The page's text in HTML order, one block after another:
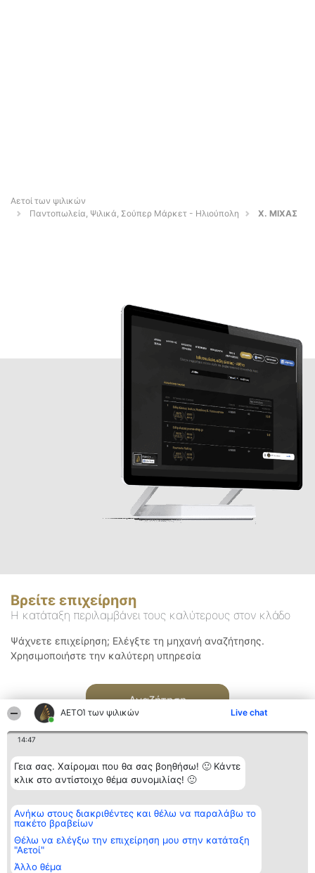
ΑΕΤΟΊ των ψιλικών Live chat
14:47
Γεια σας. Χαίρομαι που θα σας βοηθήσω! 🙂 Κάντε
κλικ στο αντίστοιχο θέμα συνομιλίας! 🙂
Ανήκω στους διακριθέντες και θέλω να παραλάβω το
πακέτο βραβείων
Θέλω να ελέγξω την επιχείρηση μου στην κατάταξη
"Αετοί"
Άλλο θέμα
Αετοί των ψιλικών
Παντοπωλεία, Ψιλικά, Σούπερ Μάρκετ - Ηλιούπολη
Χ. ΜΙΧΑΣ
Βρείτε επιχείρηση
Η κατάταξη περιλαμβάνει τους καλύτερους στον κλάδο
Ψάχνετε επιχείρηση; Ελέγξτε τη μηχανή αναζήτησης.
Χρησιμοποιήστε την καλύτερη υπηρεσία
Αναζήτηση
Διοργανωτής της
κατάταξης
BEAUTIFUL COMPANY
ΤΗΛ. ΕΠΙΚΟΙΝΩΝΙΑΣ:
2104128019
email:
Κατάταξη
Διακριθέντες
των
διακριθέντων
Επικοινωνία
Επικοινωνία